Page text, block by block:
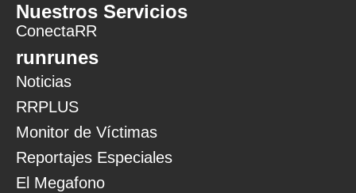
Nuestros Servicios
ConectaRR
runrunes
Noticias
RRPLUS
Monitor de Víctimas
Reportajes Especiales
El Megafono